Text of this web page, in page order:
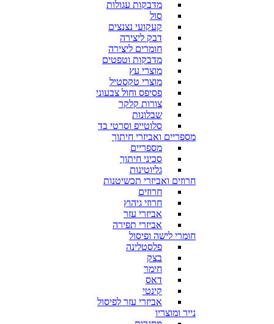
מדבקות עגולות
סול
קעקועי נצנצים
דבק ליצירה
חומרים ליצירה
מדבקות וטפטים
מוצרי עץ
מוצרי טקסטיל
פסיפס וחול צבעוני
צורות קלקר
שבלונות
סלוטייפ וסרטי בד
מספריים ואביזרי חיתוך
מספריים
סכיני חיתוך
גליוטינות
חרוזים ואביזרי תכשיטנות
חרוזים
חרוזי גיהוץ
אביזרי עזר
אביזרי תפירה
חומרי לישה ופיסול
פלסטלינה
בצק
חימר
דאס
קינטי
אביזרי עזר לפיסול
נייר ומוצריו